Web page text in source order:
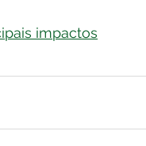
impactos